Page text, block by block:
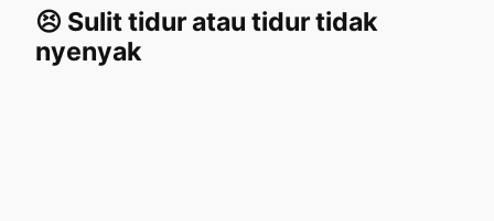
😣 Sulit tidur atau tidur tidak
nyenyak